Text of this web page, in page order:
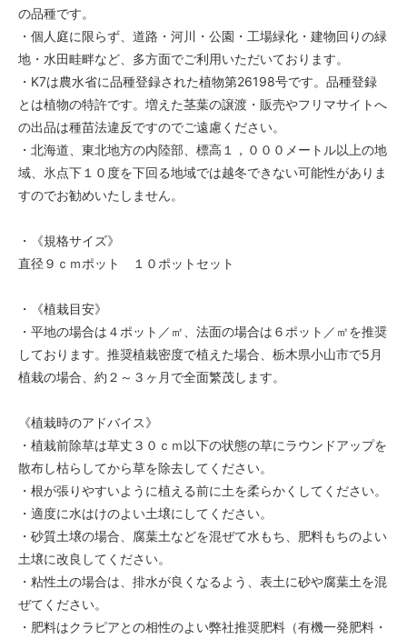
の品種です。
・個人庭に限らず、道路・河川・公園・工場緑化・建物回りの緑
地・水田畦畔など、多方面でご利用いただいております。
・K7は農水省に品種登録された植物第26198号です。品種登録
とは植物の特許です。増えた茎葉の譲渡・販売やフリマサイトへ
の出品は種苗法違反ですのでご遠慮ください。
・北海道、東北地方の内陸部、標高１，０００メートル以上の地
域、氷点下１０度を下回る地域では越冬できない可能性がありま
すのでお勧めいたしません。
・《規格サイズ》
直径９ｃｍポット １０ポットセット
・《植栽目安》
・平地の場合は４ポット／㎡、法面の場合は６ポット／㎡を推奨
しております。推奨植栽密度で植えた場合、栃木県小山市で5月
植栽の場合、約２～３ヶ月で全面繁茂します。
《植栽時のアドバイス》
・植栽前除草は草丈３０ｃｍ以下の状態の草にラウンドアップを
散布し枯らしてから草を除去してください。
・根が張りやすいように植える前に土を柔らかくしてください。
・適度に水はけのよい土壌にしてください。
・砂質土壌の場合、腐葉土などを混ぜて水もち、肥料もちのよい
土壌に改良してください。
・粘性土の場合は、排水が良くなるよう、表土に砂や腐葉土を混
ぜてください。
・肥料はクラピアとの相性のよい弊社推奨肥料（有機一発肥料・